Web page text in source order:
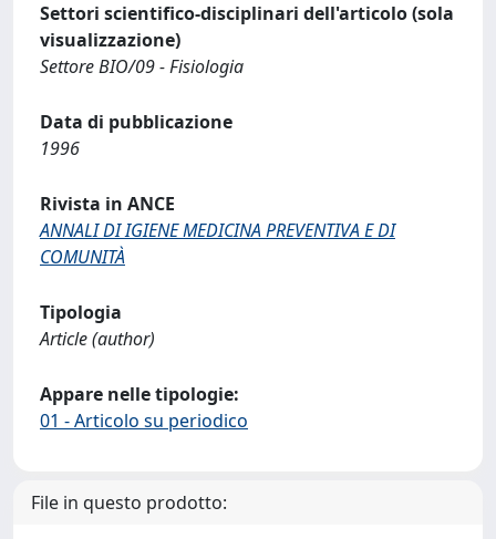
Settori scientifico-disciplinari dell'articolo (sola
visualizzazione)
Settore BIO/09 - Fisiologia
Data di pubblicazione
1996
Rivista in ANCE
ANNALI DI IGIENE MEDICINA PREVENTIVA E DI
COMUNITÀ
Tipologia
Article (author)
Appare nelle tipologie:
01 - Articolo su periodico
File in questo prodotto: